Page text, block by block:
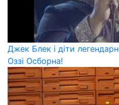
Джек Блек і діти
Оззі Осборна!